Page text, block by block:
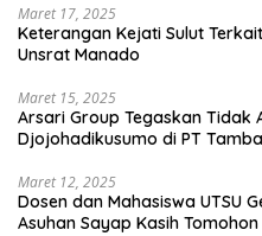
Maret 17, 2025
Keterangan Kejati Sulut
Unsrat Manado
Maret 15, 2025
Arsari Group Tegaskan Tidak
Djojohadikusumo di PT
Maret 12, 2025
Dosen dan Mahasiswa UTSU
Asuhan Sayap Kasih Tomohon